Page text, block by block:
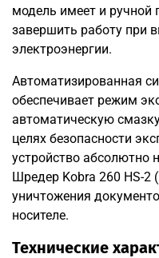
модель имеет и
завершить работу при
электроэнергии.
Автоматизированная
обеспечивает режим
автоматическую
целях безопасности
устройство
Шредер Kobra 260 HS-2
уничтожения
носителе.
Технические